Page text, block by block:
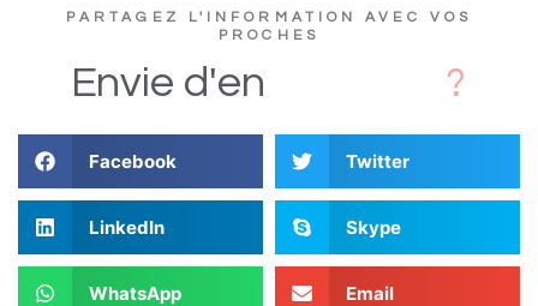
PARTAGEZ L'INFORMATION AVEC VOS
PROCHES
Envie d'en
Facebook Twitter
LinkedIn Skype
WhatsApp Email